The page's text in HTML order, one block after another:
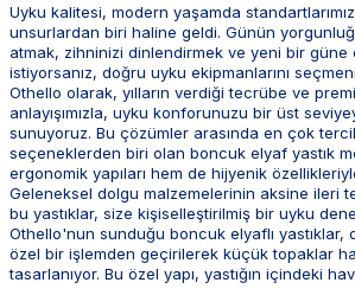
Uyku kalitesi, modern yaşamda
unsurlardan biri haline geldi. Günün
atmak, zihninizi dinlendirmek ve yeni bir güne
istiyorsanız, doğru uyku ekipmanlarını
Othello olarak, yılların verdiği tecrübe ve
anlayışımızla, uyku konforunuzu bir üst
sunuyoruz. Bu çözümler arasında en çok
seçeneklerden biri olan boncuk elyaf yastık
ergonomik yapıları hem de hijyenik
Geleneksel dolgu malzemelerinin aksine ileri
bu yastıklar, size kişiselleştirilmiş bir uyku
Othello'nun sunduğu boncuk elyaflı yastıklar,
özel bir işlemden geçirilerek küçük topaklar
tasarlanıyor. Bu özel yapı, yastığın içindeki